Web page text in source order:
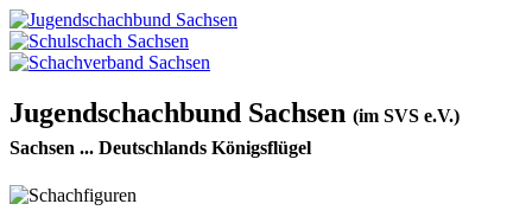
Jugendschachbund Sachsen (im SVS e.V.)
Sachsen ... Deutschlands Königsflügel